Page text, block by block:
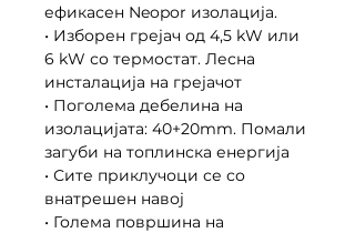
ефикасен Neopor изолација.
• Изборен грејач од 4,5 kW или
6 kW со термостат. Лесна
инсталација на грејачот
• Поголема дебелина на
изолацијата: 40+20mm. Помали
загуби на топлинска енергија
• Сите приклучоци се со
внатрешен навој
• Голема површина на